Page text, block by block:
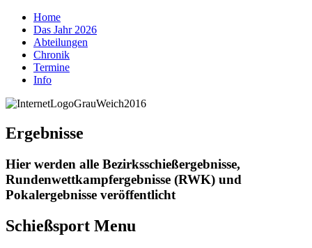
Home
Das Jahr 2026
Abteilungen
Chronik
Termine
Info
Ergebnisse
Hier werden alle Bezirksschießergebnisse,
Rundenwettkampfergebnisse (RWK) und
Pokalergebnisse veröffentlicht
Schießsport Menu